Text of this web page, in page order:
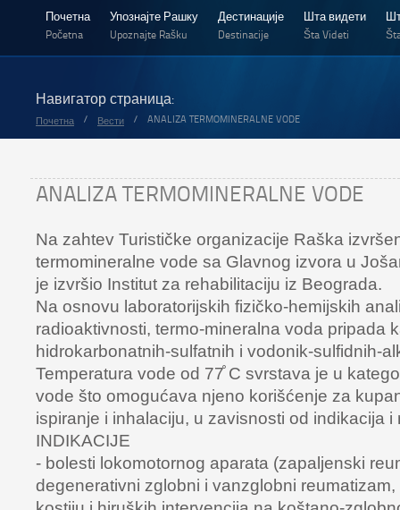
Почетна
Početna
Упознајте Рашку
Upoznajte Rašku
Дестинације
Destinacije
Шта видети
Šta Videti
Навигатор страница:
Почетна / Вести / ANALIZA TERMOMINERALNE VODE
ANALIZA TERMOMINERALNE VODE
Na zahtev Turističke organizacije Raška
termomineralne vode sa Glavnog izvora u
je izvršio Institut za rehabilitaciju iz Beograda.
Na osnovu laboratorijskih fizičko-hemijskih
radioaktivnosti, termo-mineralna voda pripada
hidrokarbonatnih-sulfatnih i vodonik-sulfidnih-
Temperatura vode od 77̊ C svrstava je u
vode što omogućava njeno korišćenje za
ispiranje i inhalaciju, u zavisnosti od indikacija i
INDIKACIJE
- bolesti lokomotornog aparata (zapaljenski
degenerativni zglobni i vanzglobni